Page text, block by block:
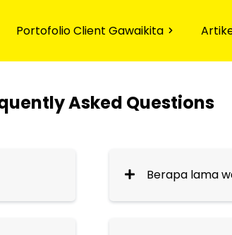
Portofolio Client Gawaikita
Asked Questions
Berapa lama